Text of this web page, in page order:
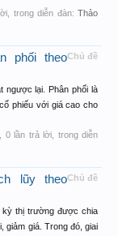
trong diễn đàn:Thảo
Chủ đề
phối theo
ngược lại. Phân phối là
phiếu với giá cao cho
, 0 lần trả lời, trong diễn
Chủ đề
lũy theo
kỳ thị trường được chia
giảm giá. Trong đó, giai